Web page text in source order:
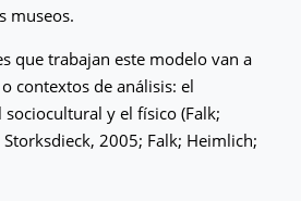
museos.
que trabajan este modelo van a
contextos de análisis: el
y el físico (Falk;
2005; Falk; Heimlich;